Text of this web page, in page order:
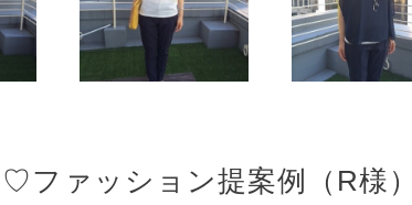
ファッション提案例（R様